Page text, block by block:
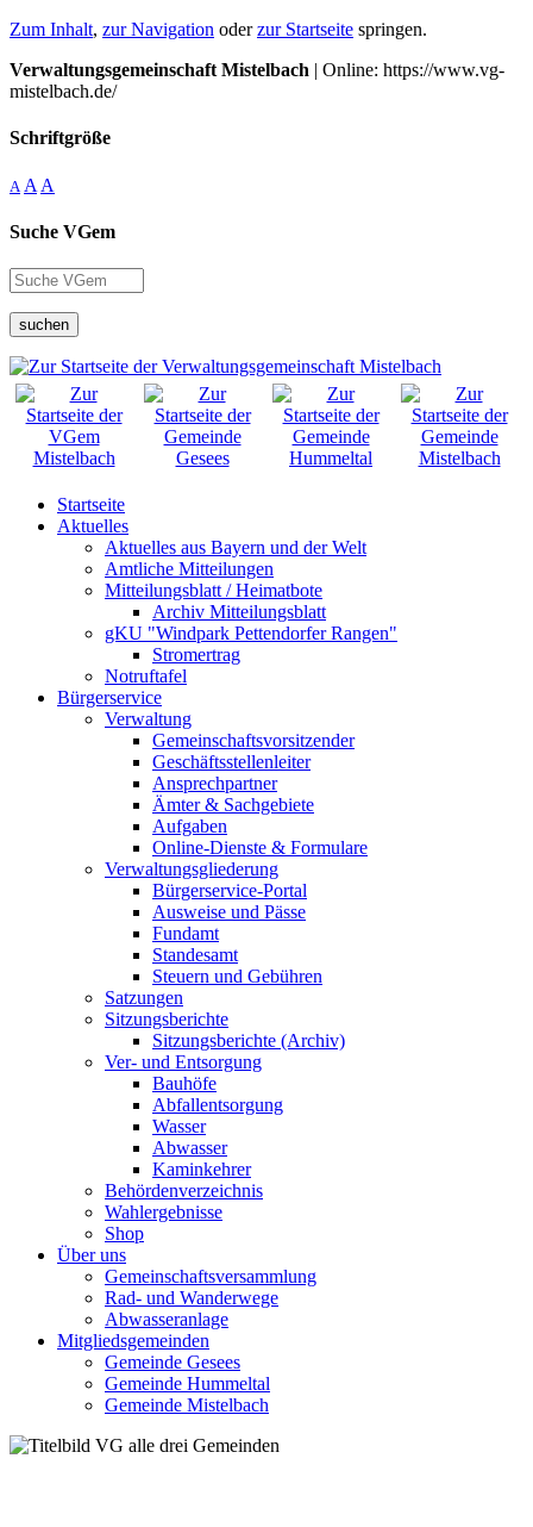
Zum Inhalt, zur Navigation oderzur Startseite springen.
Verwaltungsgemeinschaft Mistelbach | Online: https://www.vg-
mistelbach.de/
Schriftgröße
A A A
Suche VGem
suchen
Startseite
Aktuelles
Aktuelles aus Bayern und der Welt
Amtliche Mitteilungen
Mitteilungsblatt / Heimatbote
Archiv Mitteilungsblatt
gKU "Windpark Pettendorfer Rangen"
Stromertrag
Notruftafel
Bürgerservice
Verwaltung
Gemeinschaftsvorsitzender
Geschäftsstellenleiter
Ansprechpartner
Ämter & Sachgebiete
Aufgaben
Online-Dienste & Formulare
Verwaltungsgliederung
Bürgerservice-Portal
Ausweise und Pässe
Fundamt
Standesamt
Steuern und Gebühren
Satzungen
Sitzungsberichte
Sitzungsberichte (Archiv)
Ver- und Entsorgung
Bauhöfe
Abfallentsorgung
Wasser
Abwasser
Kaminkehrer
Behördenverzeichnis
Wahlergebnisse
Shop
Über uns
Gemeinschaftsversammlung
Rad- und Wanderwege
Abwasseranlage
Mitgliedsgemeinden
Gemeinde Gesees
Gemeinde Hummeltal
Gemeinde Mistelbach